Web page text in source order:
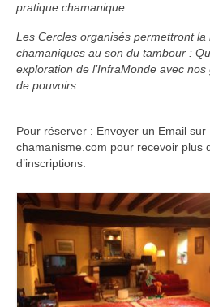
pratique chamanique.
Les Cercles organisés permettront
chamaniques au son du tambour :
exploration de l’InfraMonde avec
de pouvoirs.
Pour réserver : Envoyer un Email sur
chamanisme.com pour recevoir plus
d’inscriptions.